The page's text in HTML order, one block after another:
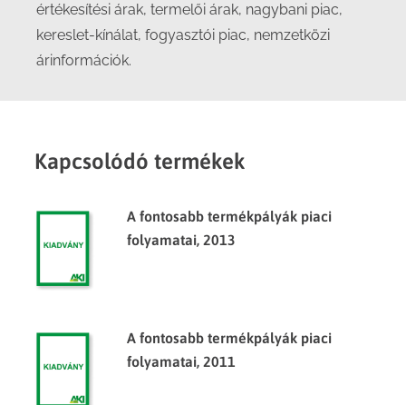
értékesítési árak, termelői árak, nagybani piac,
kereslet-kínálat, fogyasztói piac, nemzetközi
árinformációk.
Kapcsolódó termékek
A fontosabb termékpályák piaci
folyamatai, 2013
A fontosabb termékpályák piaci
folyamatai, 2011